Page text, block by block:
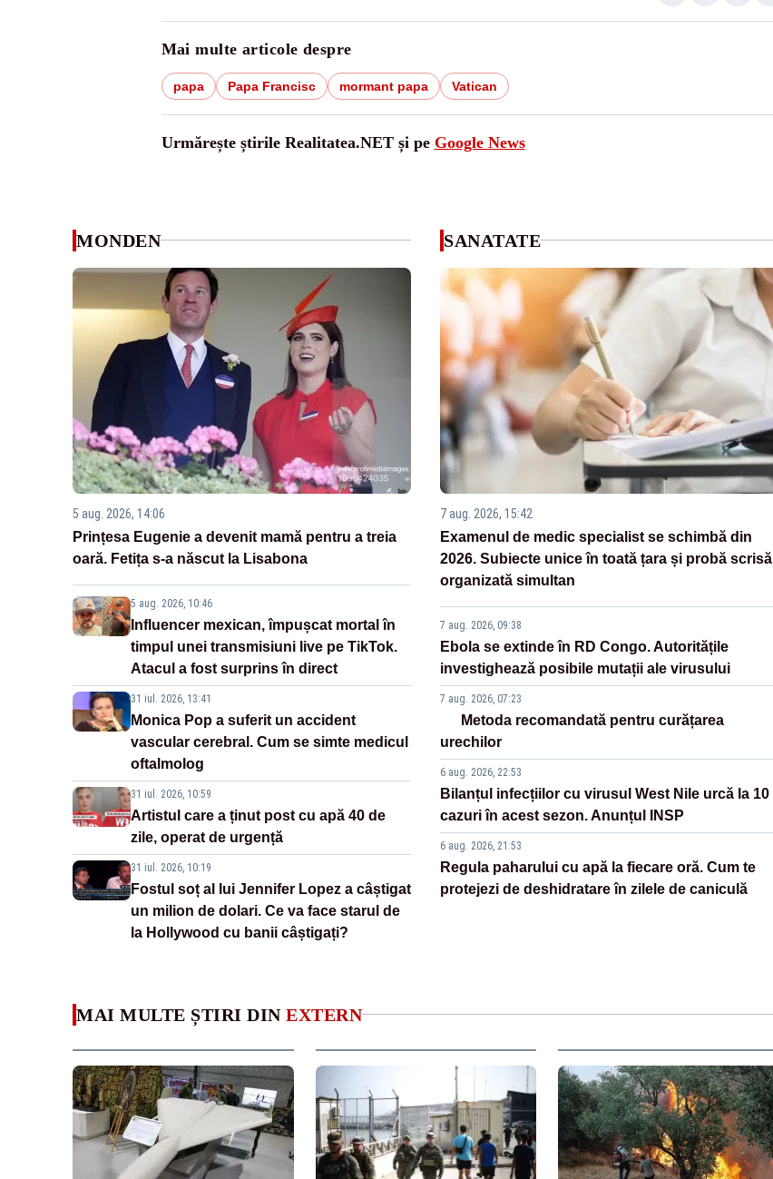
Mai multe articole despre
papa Papa Francisc mormant papa Vatican
Urmărește știrile Realitatea.NET și pe Google News
MONDEN
5 aug. 2026, 14:06
Prințesa Eugenie a devenit mamă pentru a treia
oară. Fetița s-a născut la Lisabona
5 aug. 2026, 10:46
Influencer mexican, împușcat mortal în
timpul unei transmisiuni live pe TikTok.
Atacul a fost surprins în direct
31 iul. 2026, 13:41
Monica Pop a suferit un accident
vascular cerebral. Cum se simte medicul
oftalmolog
31 iul. 2026, 10:59
Artistul care a ținut post cu apă 40 de
zile, operat de urgență
31 iul. 2026, 10:19
Fostul soț al lui Jennifer Lopez a câștigat
un milion de dolari. Ce va face starul de
la Hollywood cu banii câștigați?
SANATATE
7 aug. 2026, 15:42
Examenul de medic specialist se schimbă din
2026. Subiecte unice în toată țara și probă scrisă
organizată simultan
7 aug. 2026, 09:38
Ebola se extinde în RD Congo. Autoritățile
investighează posibile mutații ale virusului
7 aug. 2026, 07:23
Metoda recomandată pentru curățarea
urechilor
6 aug. 2026, 22:53
Bilanțul infecțiilor cu virusul West Nile urcă la 10
cazuri în acest sezon. Anunțul INSP
6 aug. 2026, 21:53
Regula paharului cu apă la fiecare oră. Cum te
protejezi de deshidratare în zilele de caniculă
MAI MULTE ȘTIRI DIN EXTERN